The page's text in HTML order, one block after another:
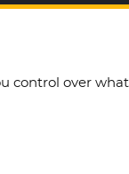
control over